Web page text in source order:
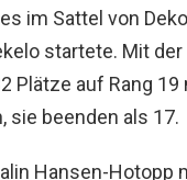
im Sattel von
startete. Mit
Plätze auf Rang
sie beenden als 17.
Hansen-Hotopp